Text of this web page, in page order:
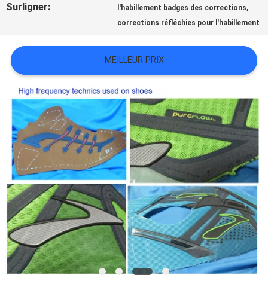
LES
CAS
VR
SHOW
PLAN
DU
SITE
POLITIQUE
DE
Surligner: l'habillement badges des corrections,
corrections réfléchies pour l'habillement
MEILLEUR PRIX